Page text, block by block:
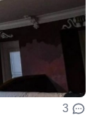
3